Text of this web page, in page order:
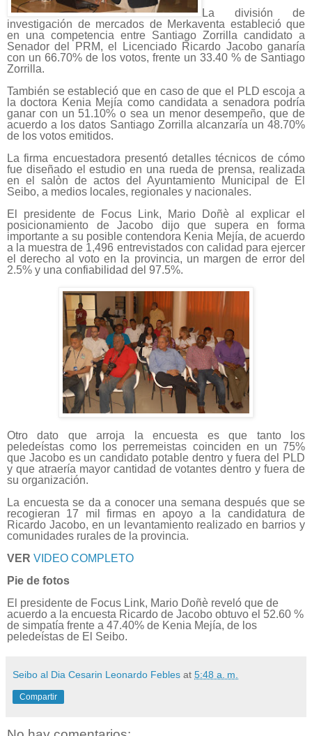
La división de
investigación de mercados de Merkaventa estableció que
en una competencia entre Santiago Zorrilla candidato a
Senador del PRM, el Licenciado Ricardo Jacobo ganaría
con un 66.70% de los votos, frente un 33.40 % de Santiago
Zorrilla.
También se estableció que en caso de que el PLD escoja a
la doctora Kenia Mejía como candidata a senadora podría
ganar con un 51.10% o sea un menor desempeño, que de
acuerdo a los datos Santiago Zorrilla alcanzaría un 48.70%
de los votos emitidos.
La firma encuestadora presentó detalles técnicos de cómo
fue diseñado el estudio en una rueda de prensa, realizada
en el salòn de actos del Ayuntamiento Municipal de El
Seibo, a medios locales, regionales y nacionales.
El presidente de Focus Link, Mario Doñè al explicar el
posicionamiento de Jacobo dijo que supera en forma
importante a su posible contendora Kenia Mejía, de acuerdo
a la muestra de 1,496 entrevistados con calidad para ejercer
el derecho al voto en la provincia, un margen de error del
2.5% y una confiabilidad del 97.5%.
Otro dato que arroja la encuesta es que tanto los
peledeístas como los perremeistas coinciden en un 75%
que Jacobo es un candidato potable dentro y fuera del PLD
y que atraería mayor cantidad de votantes dentro y fuera de
su organización.
La encuesta se da a conocer una semana después que se
recogieran 17 mil firmas en apoyo a la candidatura de
Ricardo Jacobo, en un levantamiento realizado en barrios y
comunidades rurales de la provincia.
VER VIDEO COMPLETO
Pie de fotos
El presidente de Focus Link, Mario Doñè reveló que de
acuerdo a la encuesta Ricardo de Jacobo obtuvo el 52.60 %
de simpatía frente a 47.40% de Kenia Mejía, de los
peledeístas de El Seibo.
Seibo al Dia Cesarin Leonardo Febles at 5:48 a. m.
Compartir